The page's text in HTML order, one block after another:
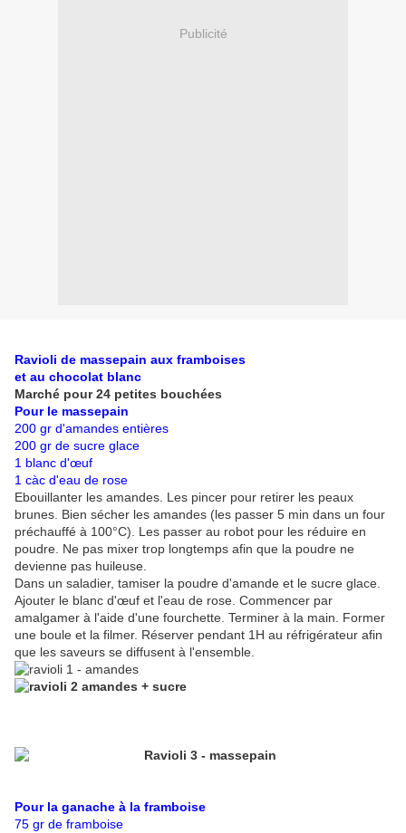
Publicité
Ravioli de massepain aux framboises
et au chocolat blanc
Marché pour 24 petites bouchées
Pour le massepain
200 gr d'amandes entières
200 gr de sucre glace
1 blanc d'œuf
1 càc d'eau de rose
Ebouillanter les amandes. Les pincer pour retirer les peaux
brunes. Bien sécher les amandes (les passer 5 min dans un four
préchauffé à 100°C). Les passer au robot pour les réduire en
poudre. Ne pas mixer trop longtemps afin que la poudre ne
devienne pas huileuse.
Dans un saladier, tamiser la poudre d'amande et le sucre glace.
Ajouter le blanc d'œuf et l'eau de rose. Commencer par
amalgamer à l'aide d'une fourchette. Terminer à la main. Former
une boule et la filmer. Réserver pendant 1H au réfrigérateur afin
que les saveurs se diffusent à l'ensemble.
Pour la ganache à la framboise
75 gr de framboise